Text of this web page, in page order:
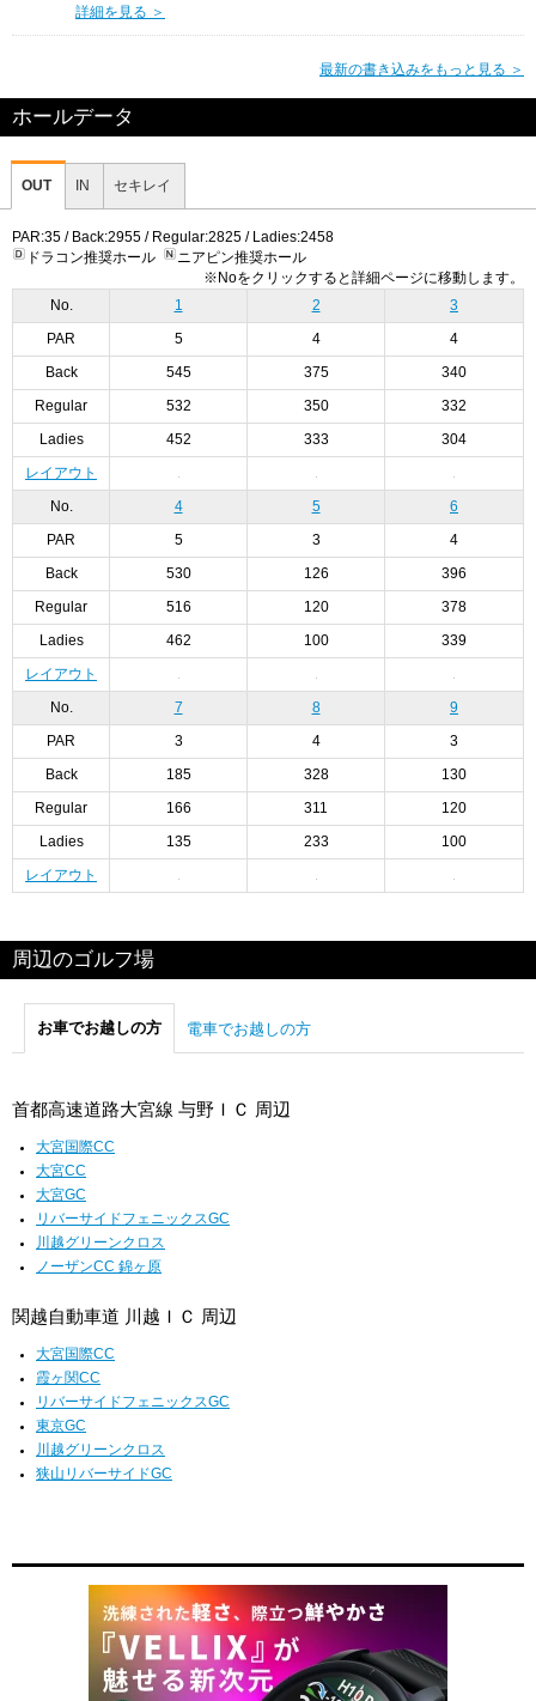
詳細を見る ＞
最新の書き込みをもっと見る ＞
ホールデータ
OUT IN セキレイ
PAR:35 / Back:2955 / Regular:2825 / Ladies:2458
ドラコン推奨ホール
ニアピン推奨ホール
※Noをクリックすると詳細ページに移動します。
No.
1 2 3
PAR 5 4 4
Back 545 375 340
Regular 532 350 332
Ladies 452 333 304
レイアウト
No. 4 5 6
PAR 5 3 4
Back 530 126 396
Regular 516 120 378
Ladies 462 100 339
レイアウト
No. 7 8 9
PAR 3 4 3
Back 185 328 130
Regular 166 311 120
Ladies 135 233 100
レイアウト
周辺のゴルフ場
お車でお越しの方 電車でお越しの方
首都高速道路大宮線 与野ＩＣ 周辺
大宮国際CC
大宮CC
大宮GC
リバーサイドフェニックスGC
川越グリーンクロス
ノーザンCC 錦ヶ原
関越自動車道 川越ＩＣ 周辺
大宮国際CC
霞ヶ関CC
リバーサイドフェニックスGC
東京GC
川越グリーンクロス
狭山リバーサイドGC